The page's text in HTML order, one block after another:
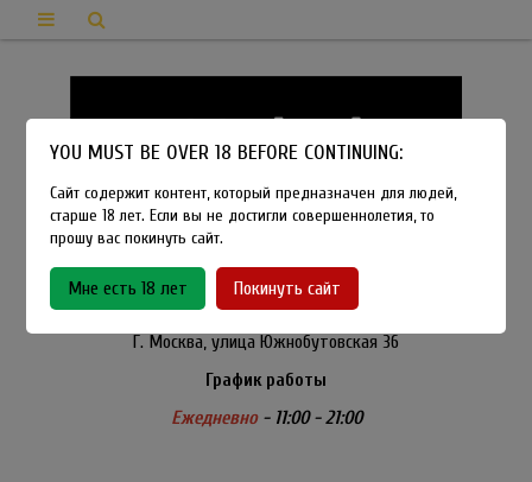
8-915-450-21-92
Розничный магазин Method Vapeshop
Г. Москва, улица Южнобутовская 36
График работы
Ежедневно- 11:00 - 21:00
YOU MUST BE OVER 18 BEFORE CONTINUING:
Сайт содержит контент, который предназначен для людей,
старше 18 лет. Если вы не достигли совершеннолетия, то
прошу вас покинуть сайт.
Мне есть 18 лет Покинуть сайт